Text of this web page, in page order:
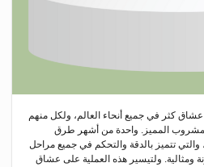
كثر في جميع أنحاء العالم، ولكل منهم
المميز. واحدة من أشهر طرق
تتميز بالدقة والتحكم في جميع مراحل
ومثالية. ولتيسير هذه العملية على عشاق